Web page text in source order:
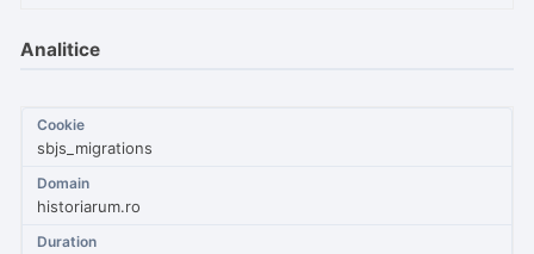
Analitice
sbjs_migrations
historiarum.ro